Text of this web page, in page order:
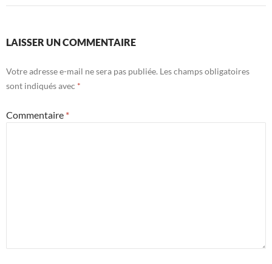
LAISSER UN COMMENTAIRE
Votre adresse e-mail ne sera pas publiée. Les champs obligatoires
sont indiqués avec *
Commentaire *